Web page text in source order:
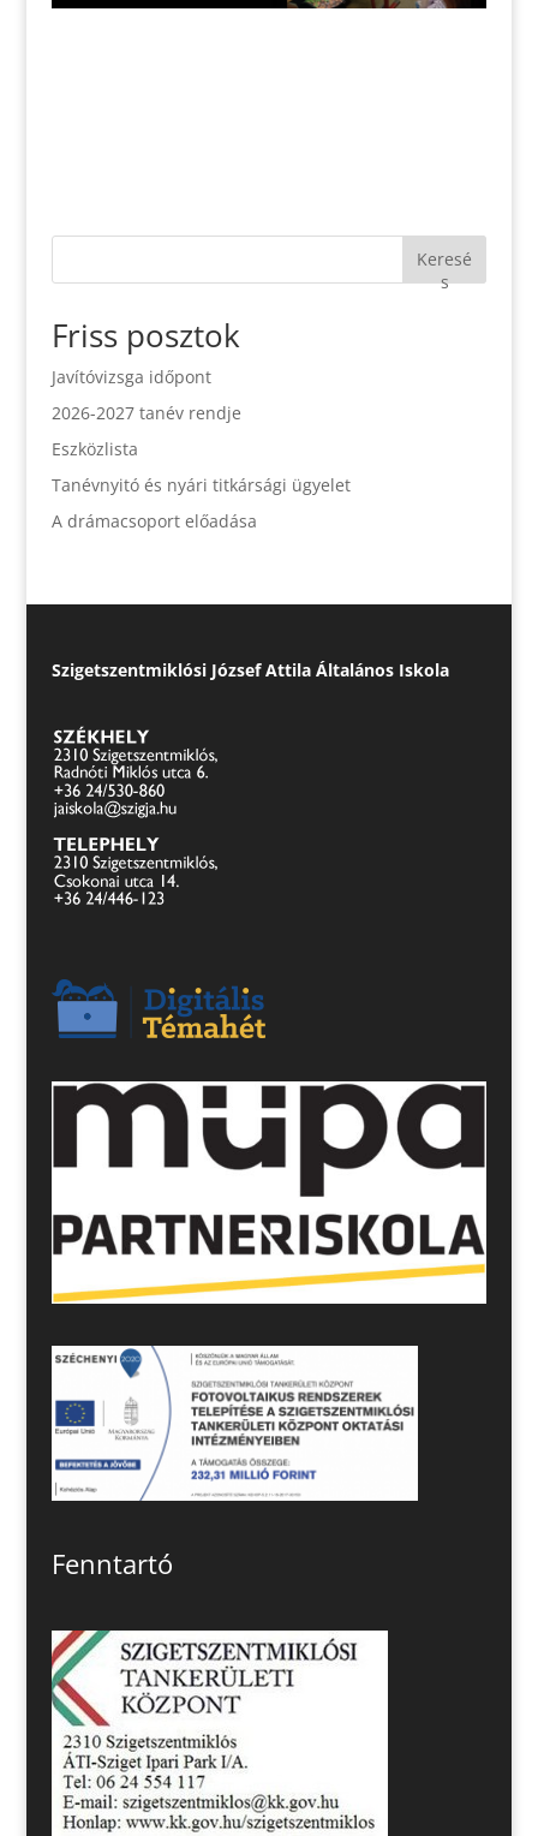
Keresé
s
Friss posztok
Javítóvizsga időpont
2026-2027 tanév rendje
Eszközlista
Tanévnyitó és nyári titkársági ügyelet
A drámacsoport előadása
Szigetszentmiklósi József Attila Általános Iskola
Fenntartó